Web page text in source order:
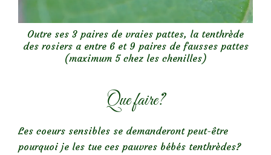
Outre ses 3 paires de vraies pattes, la tenthrède
des rosiers a entre 6 et 9 paires de fausses pattes
(maximum 5 chez les chenilles)
Que faire?
Les coeurs sensibles se demanderont peut-être
pourquoi je les tue ces pauvres bébés tenthrèdes?